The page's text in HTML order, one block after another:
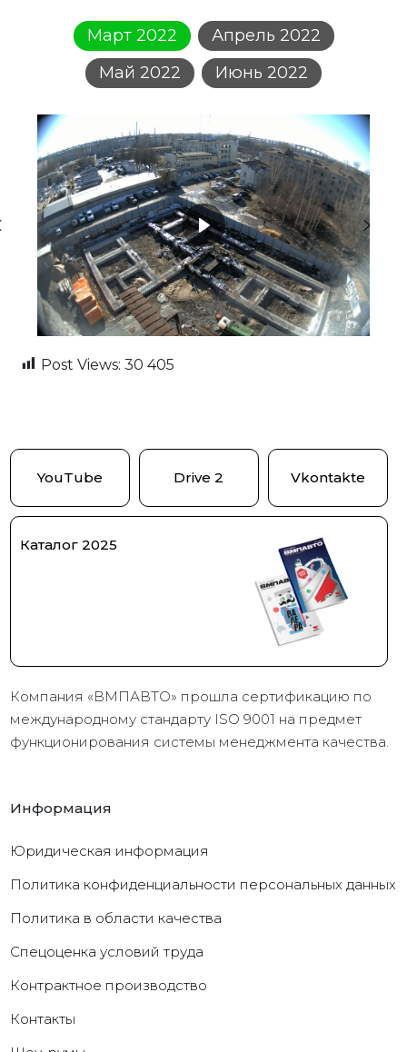
Март 2022
Апрель 2022
Май 2022
Июнь 2022
Post Views: 30 405
YouTube Drive 2 Vkontakte
Каталог 2025
Компания «ВМПАВТО» прошла сертификацию по
международному стандарту ISO 9001 на предмет
функционирования системы менеджмента качества.
Информация
Юридическая информация
Политика конфиденциальности персональных данных
Политика в области качества
Cпецоценка условий труда
Контрактное производство
Контакты